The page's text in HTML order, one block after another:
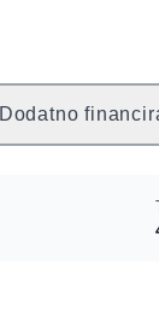
Dodatno